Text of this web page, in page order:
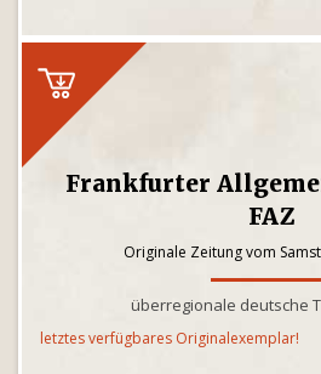
Frankfurter
FAZ
Originale Zeitung vom
überregionale deutsche
letztes verfügbares Originalexemplar!